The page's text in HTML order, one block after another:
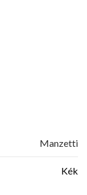
Manzetti
Kék